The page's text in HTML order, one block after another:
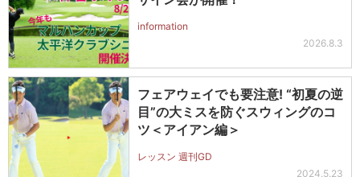
information
2026.8.3
フェアウェイでも要注意! “初夏の逆
目”の大ミスを防ぐスウィングのコ
ツ＜アイアン編＞
レッスン 週刊GD
2024.5.23